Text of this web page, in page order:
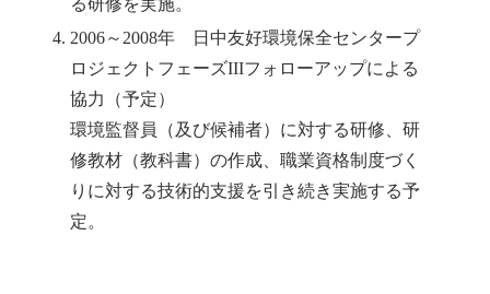
る研修を実施。
2006～2008年 日中友好環境保全センタープ
ロジェクトフェーズIIIフォローアップによる
協力（予定）
環境監督員（及び候補者）に対する研修、研
修教材（教科書）の作成、職業資格制度づく
りに対する技術的支援を引き続き実施する予
定。